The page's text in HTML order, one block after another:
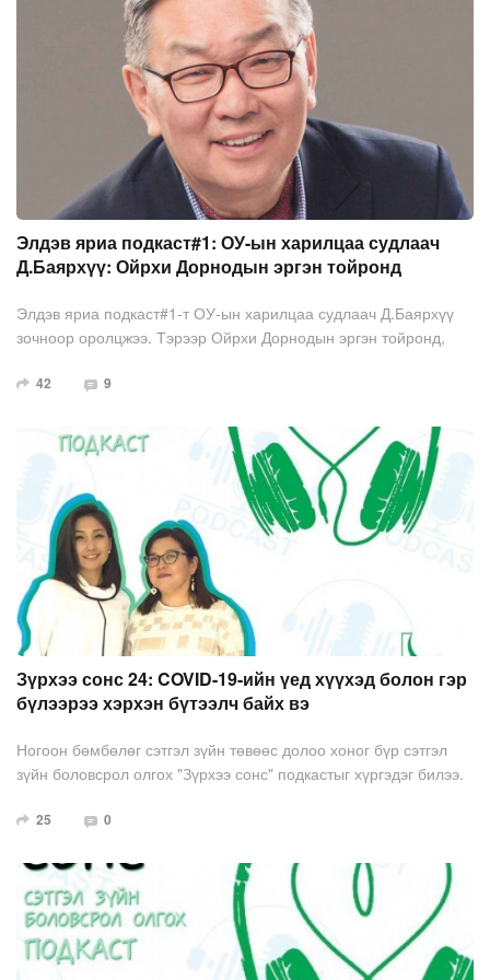
бүхэнд Монгол Улсад арбитрын байгууллага үүсэж хөгжсөний
90 жилийн ойн мэнд дэвшүүлье.
Элдэв яриа подкаст#1: ОУ-ын харилцаа судлаач
Д.Баярхүү: Ойрхи Дорнодын эргэн тойронд
Элдэв яриа подкаст#1-т ОУ-ын харилцаа судлаач Д.Баярхүү
зочноор оролцжээ. Тэрээр Ойрхи Дорнодын эргэн тойронд,
үхэл зэргийг хөнджээ.
42 9
Зүрхээ сонс 24: COVID-19-ийн үед хүүхэд болон гэр
бүлээрээ хэрхэн бүтээлч байх вэ
Ногоон бөмбөлөг сэтгэл зүйн төвөөс долоо хоног бүр сэтгэл
зүйн боловсрол олгох "Зүрхээ сонс" подкастыг хүргэдэг билээ.
нар COVID-19 ба хүүхдүүд сэдвээр ярилцжээ.
25 0